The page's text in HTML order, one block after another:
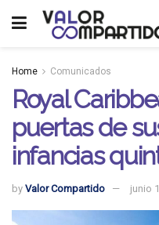
Home Comunicados
Royal
puertas de
infancias
by Valor Compartido junio